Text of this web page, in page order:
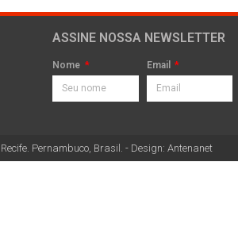
ASSINE NOSSA NEWSLETTER
Nome Email
Pernambuco, Brasil. - Design: Antenanet